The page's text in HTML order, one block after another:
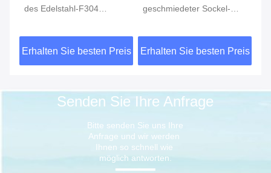
des Edelstahl-F304
gerades T-Stück THD
Erhalten Sie besten Preis
geschmiedeter Sockel-
Hochdruckendstöpsel
Erhalten Sie besten Preis
Senden Sie Ihre Anfrage
Bitte senden Sie uns Ihre
Anfrage und wir werden
Ihnen so schnell wie
möglich antworten.